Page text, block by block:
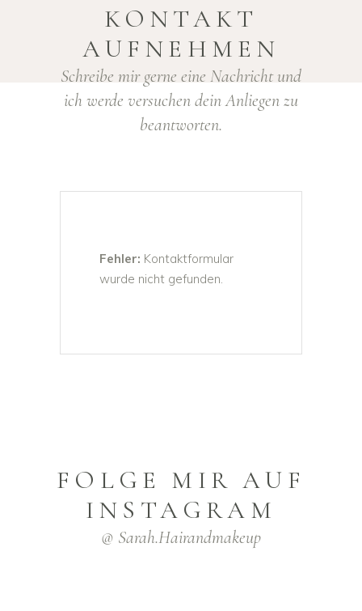
KONTAKT
AUFNEHMEN
Schreibe mir gerne eine Nachricht und
ich werde versuchen dein Anliegen zu
beantworten.
Fehler: Kontaktformular
wurde nicht gefunden.
FOLGE MIR AUF
INSTAGRAM
@ Sarah.hairandmakeup